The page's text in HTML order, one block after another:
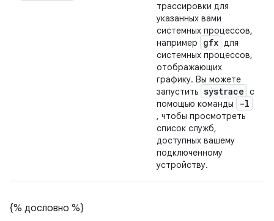
трассировки для
указанных вами
системных процессов,
например
gfx для
системных процессов,
отображающих
графику. Вы можете
запустить systrace с
помощью команды
-l
, чтобы просмотреть
список служб,
доступных вашему
подключенному
устройству.
{% дословно %}